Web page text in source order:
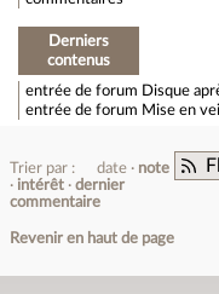
Derniers
contenus
entrée de forum Disque
entrée de forum Mise en
Trier par : date
note
intérêt
dernier
commentaire
Revenir en haut de page